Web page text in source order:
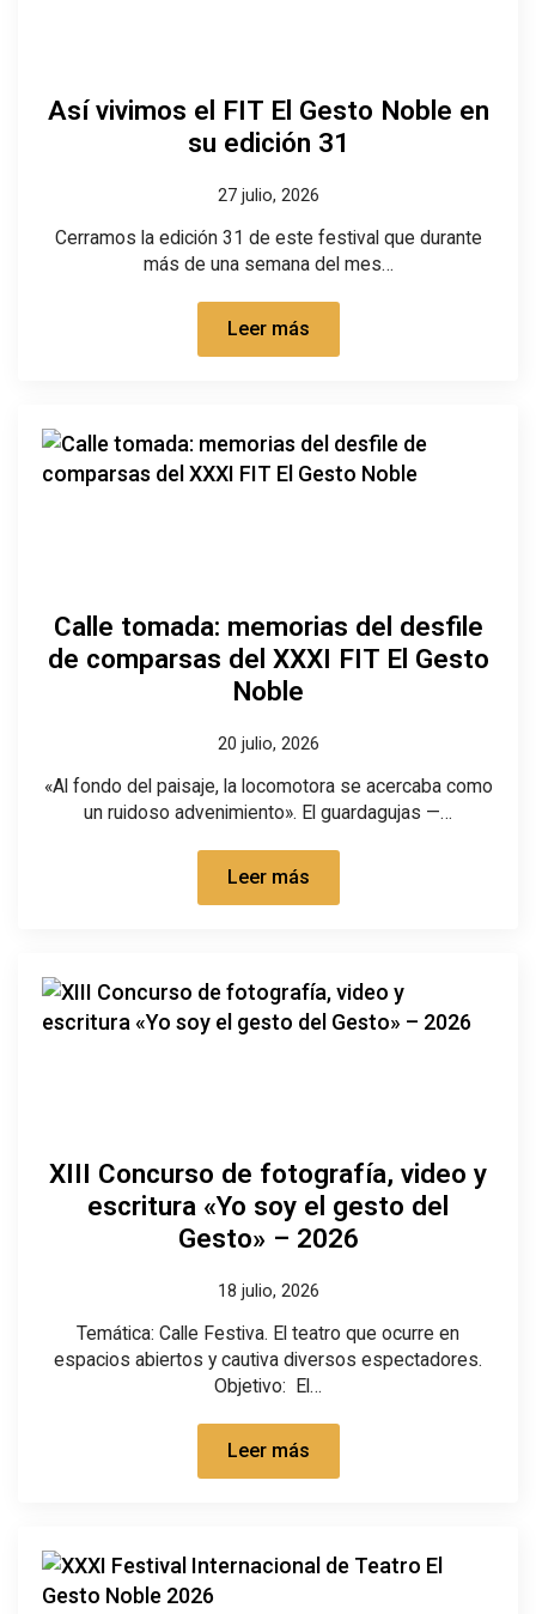
Así vivimos el FIT El Gesto Noble en
su edición 31
27 julio, 2026
Cerramos la edición 31 de este festival que durante
más de una semana del mes…
Leer más
Calle tomada: memorias del desfile
de comparsas del XXXI FIT El Gesto
Noble
20 julio, 2026
«Al fondo del paisaje, la locomotora se acercaba como
un ruidoso advenimiento». El guardagujas —…
Leer más
XIII Concurso de fotografía, video y
escritura «Yo soy el gesto del
Gesto» – 2026
18 julio, 2026
Temática: Calle Festiva. El teatro que ocurre en
espacios abiertos y cautiva diversos espectadores.
Objetivo: El…
Leer más